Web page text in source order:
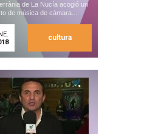
de La Nucía acogió un
de música de cámara...
cultura